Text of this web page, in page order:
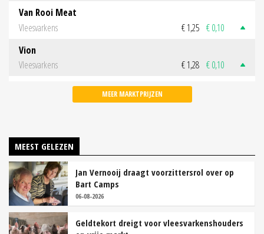
Van Rooi Meat
Vleesvarkens
€ 1,25 € 0,10
Vion
Vleesvarkens
€ 1,28 € 0,10
MEER MARKTPRIJZEN
MEEST GELEZEN
Jan Vernooij draagt voorzittersrol over op
Bart Camps
06-08-2026
Geldtekort dreigt voor vleesvarkenshouders